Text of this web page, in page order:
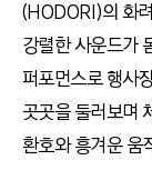
(HODORI)의 화
강렬한 사운드가
퍼포먼스로 행사
곳곳을 둘러보며
환호와 흥겨운 움